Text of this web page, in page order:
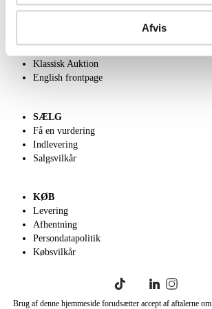
Afvis
OM OS
Klassisk Auktion
English frontpage
SÆLG
Få en vurdering
Indlevering
Salgsvilkår
KØB
Levering
Afhentning
Persondatapolitik
Købsvilkår
Brug af denne hjemmeside forudsætter accept af aftalerne